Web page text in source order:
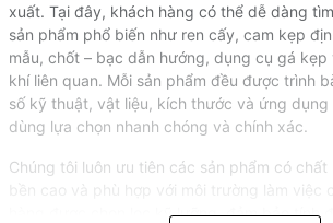
xuất. Tại đây, khách hàng có thể dễ dàng
sản phẩm phổ biến như ren cấy, cam kẹp
mẫu, chốt – bạc dẫn hướng, dụng cụ gá
khí liên quan. Mỗi sản phẩm đều được trình
số kỹ thuật, vật liệu, kích thước và ứng
dùng lựa chọn nhanh chóng và chính xác.
Chúng tôi luôn ưu tiên các sản phẩm có
hàng được chọn lọc kỹ lưỡng, đảm bảo tính